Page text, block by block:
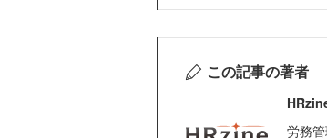
この記事の著者
労務